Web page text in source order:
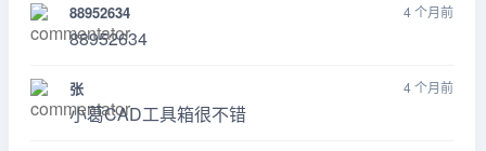
88952634 4 个月前
88952634
张 4 个月前
小葛CAD工具箱很不错